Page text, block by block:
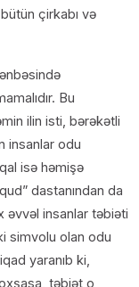
çirkabı və
Bu
ilin isti, bərəkətli
insanlar odu
isə həmişə
dastanından da
əvvəl insanlar təbiəti
simvolu olan odu
yaranıb ki,
təbiət o